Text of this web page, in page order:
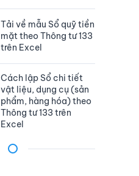
Tải về mẫu Sổ quỹ tiền
mặt theo Thông tư 133
trên Excel
Cách lập Sổ chi tiết
vật liệu, dụng cụ (sản
phẩm, hàng hóa) theo
Thông tư 133 trên
Excel